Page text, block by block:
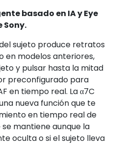
basado en IA y Eye
Sony.
sujeto produce retratos
en modelos anteriores,
y pulsar hasta la mitad
preconfigurado para
en tiempo real. La α7C
nueva función que te
en tiempo real de
mantiene aunque la
oculta o si el sujeto lleva